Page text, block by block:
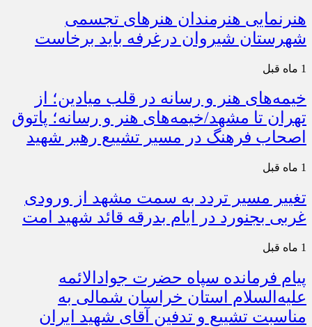
هنرنمایی هنرمندان هنرهای تجسمی
شهرستان شیروان درغرفه باید برخاست
1 ماه قبل
خیمه‌های هنر و رسانه در قلب میادین؛ از
تهران تا مشهد/خیمه‌های هنر و رسانه؛ پاتوق
اصحاب فرهنگ در مسیر تشییع رهبر شهید
1 ماه قبل
تغییر مسیر تردد به سمت مشهد از ورودی
غربی بجنورد در ایام بدرقه قائد شهید امت
1 ماه قبل
پیام فرمانده سپاه حضرت جوادالائمه
علیه‌السلام استان خراسان شمالی به
مناسبت تشییع و تدفین آقای شهید ایران